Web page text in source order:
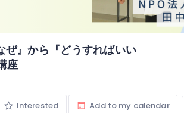
』から『どうすればいい
座
Interested Add to my calendar